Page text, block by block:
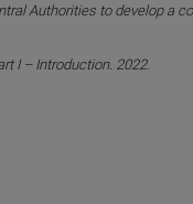
Authorities to develop a
I – Introduction. 2022.